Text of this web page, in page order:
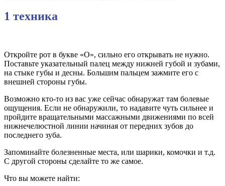
1 техника
Откройте рот в букве «О», сильно его открывать не нужно.
Поставьте указательный палец между нижней губой и зубами,
на стыке губы и десны. Большим пальцем зажмите его с
внешней стороны губы.
Возможно кто-то из вас уже сейчас обнаружат там болевые
ощущения. Если не обнаружили, то надавите чуть сильнее и
пройдите вращательными массажными движениями по всей
нижнечелюстной линии начиная от передних зубов до
последнего зуба.
Запоминайте болезненные места, или шарики, комочки и т.д.
С другой стороны сделайте то же самое.
Что вы можете найти: